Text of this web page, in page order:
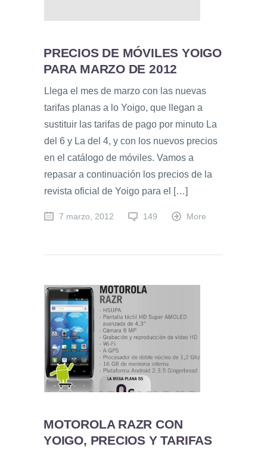
PRECIOS DE MÓVILES YOIGO
PARA MARZO DE 2012
Llega el mes de marzo con las nuevas
tarifas planas a lo Yoigo, que llegan a
sustituir las tarifas de pago por minuto La
del 6 y La del 4, y con los nuevos precios
en el catálogo de móviles. Vamos a
repasar a continuación los precios de la
revista oficial de Yoigo para el […]
7 marzo, 2012 149 More
MOTOROLA RAZR CON
YOIGO, PRECIOS Y TARIFAS